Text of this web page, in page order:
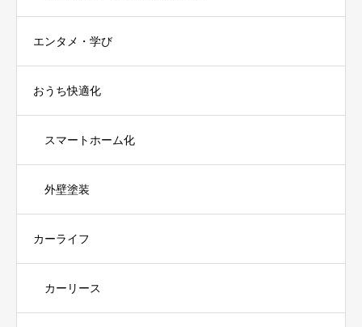
エンタメ・学び
おうち快適化
スマートホーム化
外壁塗装
カーライフ
カーリース